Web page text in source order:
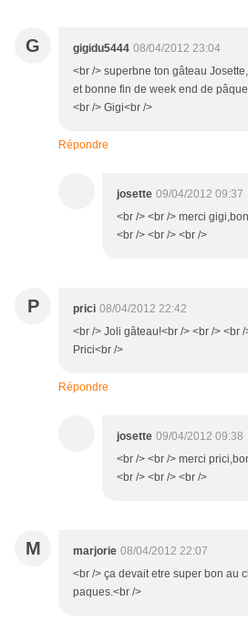
G gigidu5444 08/04/2012 23:04
<br /> superbne ton gâteau
et bonne fin de week end de
<br /> Gigi<br />
Répondre
josette 09/04/2012 09:37
<br /> <br /> merci
<br /> <br /> <br />
P prici 08/04/2012 22:42
<br /> Joli gâteau!<br /> <br /> <br
Prici<br />
Répondre
josette 09/04/2012 09:38
<br /> <br /> merci
<br /> <br /> <br />
M marjorie 08/04/2012 22:07
<br /> ça devait etre super bon au
paques.<br />